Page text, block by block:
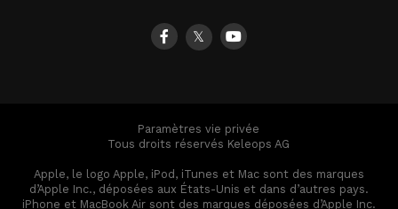
𝕏
Paramètres vie privée
Tous droits réservés Keleops AG
Apple, le logo Apple, iPod, iTunes et Mac sont des marques
d’Apple Inc., déposées aux États-Unis et dans d’autres pays.
iPhone et MacBook Air sont des marques déposées d’Apple Inc.